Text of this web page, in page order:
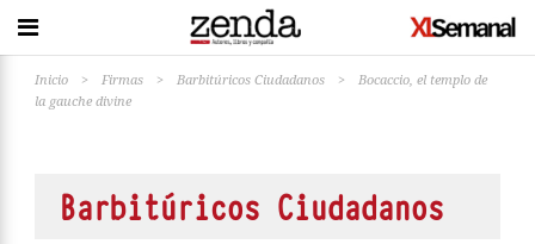
Inicio > Firmas > Barbitúricos Ciudadanos >
Bocaccio, el templo de
la gauche divine
Barbitúricos Ciudadanos